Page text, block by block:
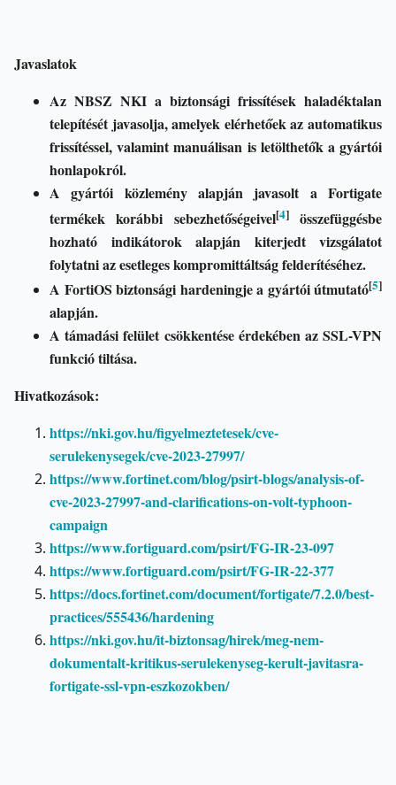
Javaslatok
Az NBSZ NKI a biztonsági frissítések haladéktalan
telepítését javasolja, amelyek elérhetőek az automatikus
frissítéssel, valamint manuálisan is letölthetők a gyártói
honlapokról.
A gyártói közlemény alapján javasolt a Fortigate
termékek korábbi sebezhetőségeivel[4]összefüggésbe
hozható indikátorok alapján kiterjedt vizsgálatot
folytatni az esetleges kompromittáltság felderítéséhez.
A FortiOS biztonsági hardeningje a gyártói útmutató[5]
alapján.
A támadási felület csökkentése érdekében az SSL-VPN
funkció tiltása.
Hivatkozások:
https://nki.gov.hu/figyelmeztetesek/cve-
serulekenysegek/cve-2023-27997/
https://www.fortinet.com/blog/psirt-blogs/analysis-of-
cve-2023-27997-and-clarifications-on-volt-typhoon-
campaign
https://www.fortiguard.com/psirt/FG-IR-23-097
https://www.fortiguard.com/psirt/FG-IR-22-377
https://docs.fortinet.com/document/fortigate/7.2.0/best-
practices/555436/hardening
https://nki.gov.hu/it-biztonsag/hirek/meg-nem-
dokumentalt-kritikus-serulekenyseg-kerult-javitasra-
fortigate-ssl-vpn-eszkozokben/